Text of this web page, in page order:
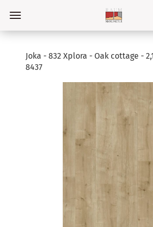
Joka - 832 Xplora - Oak cottage -
8437